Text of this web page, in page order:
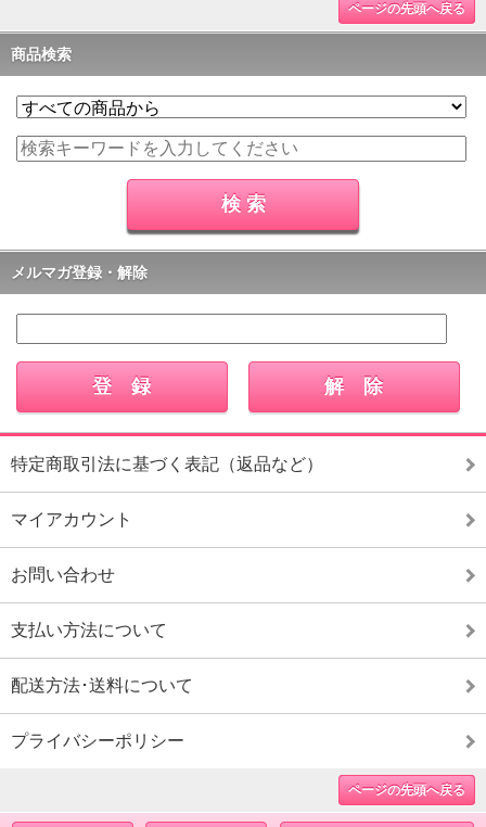
ページの先頭へ戻る
商品検索
メルマガ登録・解除
特定商取引法に基づく表記（返品など）
マイアカウント
お問い合わせ
支払い方法について
配送方法･送料について
プライバシーポリシー
ページの先頭へ戻る